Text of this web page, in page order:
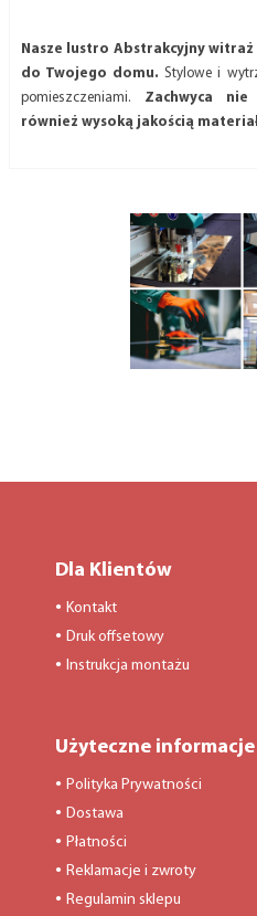
Nasze lustro Abstrakcyjny
do Twojego domu. Stylowe i
pomieszczeniami. Zachwyca
również wysoką jakością
Dla Klientów
● Kontakt
● Druk offsetowy
● Instrukcja montażu
Użyteczne informacje
● Polityka Prywatności
● Dostawa
● Płatności
● Reklamacje i zwroty
● Regulamin sklepu